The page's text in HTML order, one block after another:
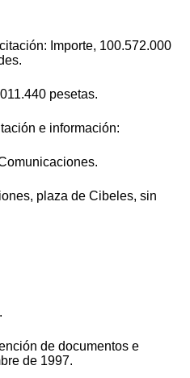
Importe, 100.572.000
pesetas.
e información:
plaza de Cibeles, sin
de documentos e
de 1997.